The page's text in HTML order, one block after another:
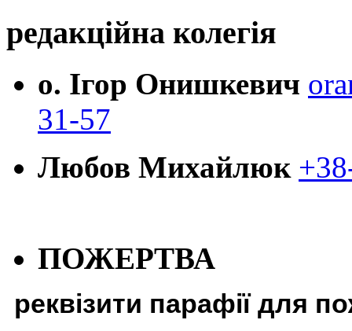
редакційна колегія
о. Ігор Онишкевич
31-57
Любов Михайлюк
ПОЖЕРТВА
реквізити парафії для